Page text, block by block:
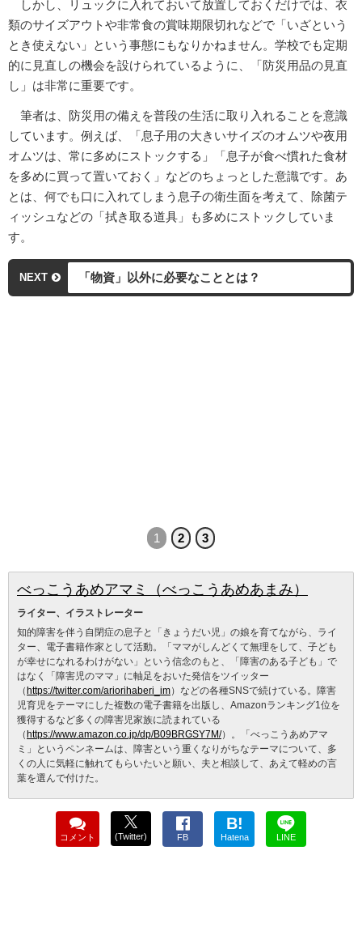
しかし、リュックに入れておいて放置しておくだけでは、衣
類のサイズアウトや非常食の賞味期限切れなどで「いざという
とき使えない」という事態にもなりかねません。学校でも定期
的に見直しの機会を設けられているように、「防災用品の見直
し」は非常に重要です。
筆者は、防災用の備えを普段の生活に取り入れることを意識
しています。例えば、「息子用の大きいサイズのオムツや夜用
オムツは、常に多めにストックする」「息子が食べ慣れた食材
を多めに買って置いておく」などのちょっとした意識です。あ
とは、何でも口に入れてしまう息子の衛生面を考えて、除菌テ
ィッシュなどの「拭き取る道具」も多めにストックしていま
す。
NEXT 「物資」以外に必要なこととは？
1 2 3
べっこうあめアマミ（べっこうあめあまみ）
ライター、イラストレーター
知的障害を伴う自閉症の息子と「きょうだい児」の娘を育てながら、ライ
ター、電子書籍作家として活動。「ママがしんどくて無理をして、子ども
が幸せになれるわけがない」という信念のもと、「障害のある子ども」で
はなく「障害児のママ」に軸足をおいた発信をツイッター
（https://twitter.com/ariorihaberi_im）などの各種SNSで続けている。障害
児育児をテーマにした複数の電子書籍を出版し、Amazonランキング1位を
獲得するなど多くの障害児家族に読まれている
（https://www.amazon.co.jp/dp/B09BRGSY7M/）。「べっこうあめアマ
ミ」というペンネームは、障害という重くなりがちなテーマについて、多
くの人に気軽に触れてもらいたいと願い、夫と相談して、あえて軽めの言
葉を選んで付けた。
コメント (Twitter) FB
B!
Hatena LINE